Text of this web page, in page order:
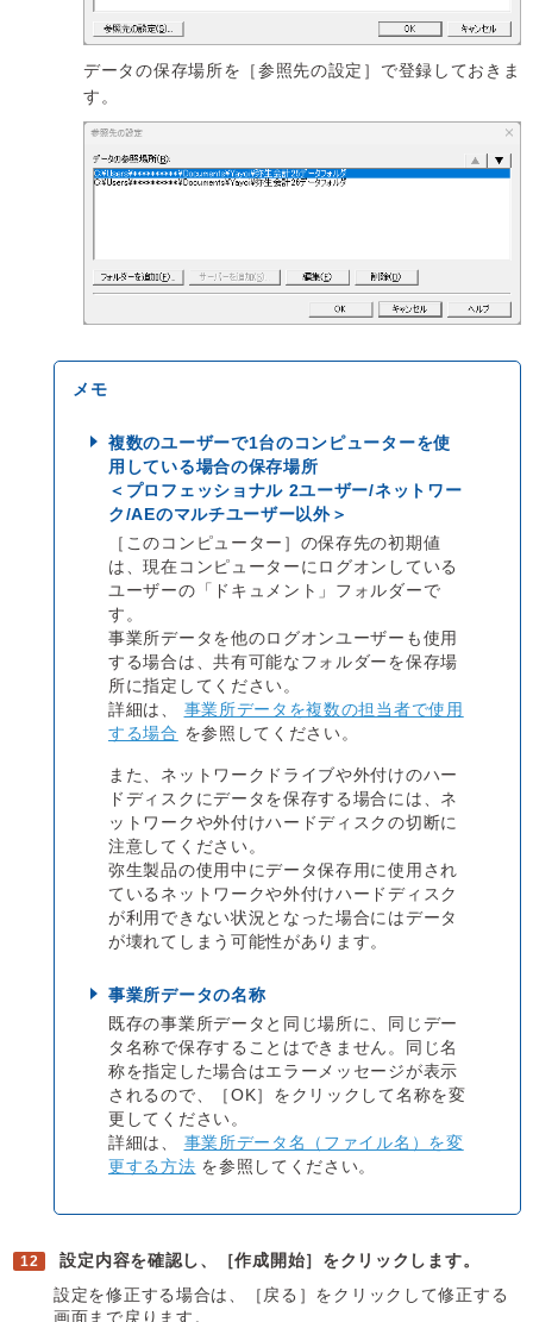
データの保存場所を［参照先の設定］で登録しておきま
す。
複数のユーザーで1台のコンピューターを使
用している場合の保存場所
＜プロフェッショナル 2ユーザー/ネットワー
ク/AEのマルチユーザー以外＞
［このコンピューター］の保存先の初期値
は、現在コンピューターにログオンしている
ユーザーの「ドキュメント」フォルダーで
す。
事業所データを他のログオンユーザーも使用
する場合は、共有可能なフォルダーを保存場
所に指定してください。
詳細は、 事業所データを複数の担当者で使用
する場合 を参照してください。
また、ネットワークドライブや外付けのハー
ドディスクにデータを保存する場合には、ネ
ットワークや外付けハードディスクの切断に
注意してください。
弥生製品の使用中にデータ保存用に使用され
ているネットワークや外付けハードディスク
が利用できない状況となった場合にはデータ
が壊れてしまう可能性があります。
事業所データの名称
既存の事業所データと同じ場所に、同じデー
タ名称で保存することはできません。同じ名
称を指定した場合はエラーメッセージが表示
されるので、［OK］をクリックして名称を変
更してください。
詳細は、 事業所データ名（ファイル名）を変
更する方法 を参照してください。
設定内容を確認し、［作成開始］をクリックします。
設定を修正する場合は、［戻る］をクリックして修正する
画面まで戻ります。